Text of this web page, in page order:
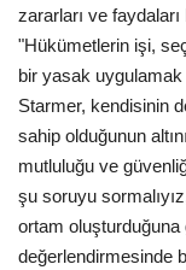
Hakkımızda
Galeri
İletişim
Dilim
English Turkish
zararları ve
"Hükümetlerin işi,
bir yasak uygulamak
Starmer, kendisinin
sahip olduğunun
mutluluğu ve
şu soruyu
ortam
değerlendirmesinde